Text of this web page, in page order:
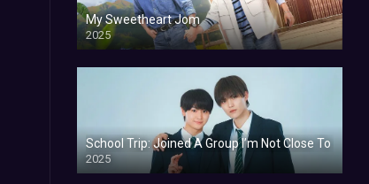
My Sweetheart Jom
2025
School Trip: Joined A Group I’m Not Close To
2025